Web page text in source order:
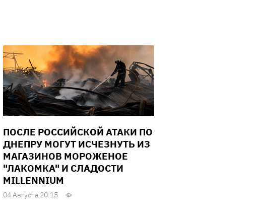
ПОСЛЕ РОССИЙСКОЙ АТАКИ ПО
ДНЕПРУ МОГУТ ИСЧЕЗНУТЬ ИЗ
МАГАЗИНОВ МОРОЖЕНОЕ
"ЛАКОМКА" И СЛАДОСТИ
MILLENNIUM
04 Августа 20:15